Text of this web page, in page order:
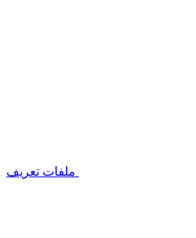
ملفات تعريف